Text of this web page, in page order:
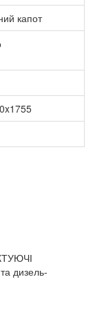
капот
дизель-